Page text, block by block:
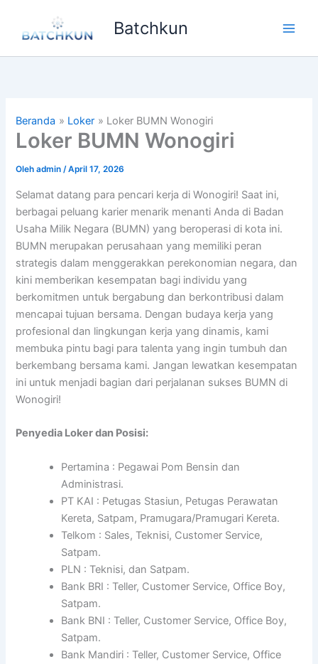
konten
Batchkun
Beranda Loker Loker BUMN Wonogiri
Loker BUMN Wonogiri
Olehadmin/April 17, 2026
Selamat datang para pencari kerja di Wonogiri! Saat ini,
berbagai peluang karier menarik menanti Anda di Badan
Usaha Milik Negara (BUMN) yang beroperasi di kota ini.
BUMN merupakan perusahaan yang memiliki peran
strategis dalam menggerakkan perekonomian negara, dan
kini memberikan kesempatan bagi individu yang
berkomitmen untuk bergabung dan berkontribusi dalam
mencapai tujuan bersama. Dengan budaya kerja yang
profesional dan lingkungan kerja yang dinamis, kami
membuka pintu bagi para talenta yang ingin tumbuh dan
berkembang bersama kami. Jangan lewatkan kesempatan
ini untuk menjadi bagian dari perjalanan sukses BUMN di
Wonogiri!
Penyedia Loker dan Posisi:
Pertamina : Pegawai Pom Bensin dan
Administrasi.
PT KAI : Petugas Stasiun, Petugas Perawatan
Kereta, Satpam, Pramugara/Pramugari Kereta.
Telkom : Sales, Teknisi, Customer Service,
Satpam.
PLN : Teknisi, dan Satpam.
Bank BRI : Teller, Customer Service, Office Boy,
Satpam.
Bank BNI : Teller, Customer Service, Office Boy,
Satpam.
Bank Mandiri : Teller, Customer Service, Office